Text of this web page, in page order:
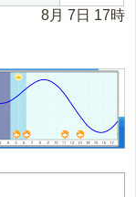
8月 7日 17時